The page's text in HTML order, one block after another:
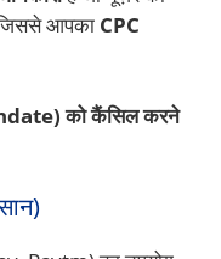
आपका CPC
को कैंसिल करने